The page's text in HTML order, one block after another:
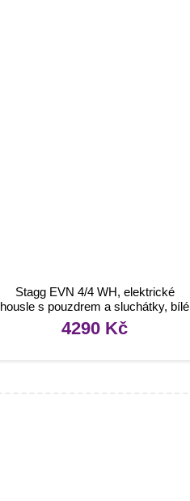
Stagg EVN 4/4 WH, elektrické
housle s pouzdrem a sluchátky, bílé
4290 Kč